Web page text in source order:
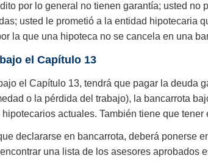
por lo general no tienen garantía; usted
usted le prometió a la entidad hipotecaria
la que una hipoteca no se cancela en una
el Capítulo 13
el Capítulo 13, tendrá que pagar la deuda
o la pérdida del trabajo), la bancarrota
actuales. También tiene que
declararse en bancarrota, deberá ponerse
una lista de los asesores aprobados